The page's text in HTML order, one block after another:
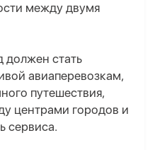
между двумя
должен стать
авиаперевозкам,
путешествия,
центрами городов и
сервиса.